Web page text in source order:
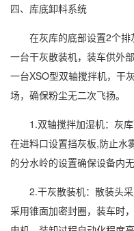
四、库底卸料系统
在灰库的底部设置2个排
一台干灰散装机，装车供外
一台XSO型双轴搅拌机，干
场，确保粉尘无二次飞扬。
1.双轴搅拌加湿机：灰库
在进料口设置挡灰板,防止水
的分水岭的设置确保设备内
2.干灰散装机：散装头采
采用锥面加密封圈，装车时